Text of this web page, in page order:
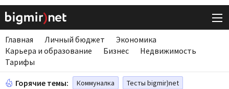
Главная Личный бюджет
Экономика
Карьера и образование
Бизнес
Недвижимость
Тарифы
Горячие темы: Коммуналка Тесты bigmir)net